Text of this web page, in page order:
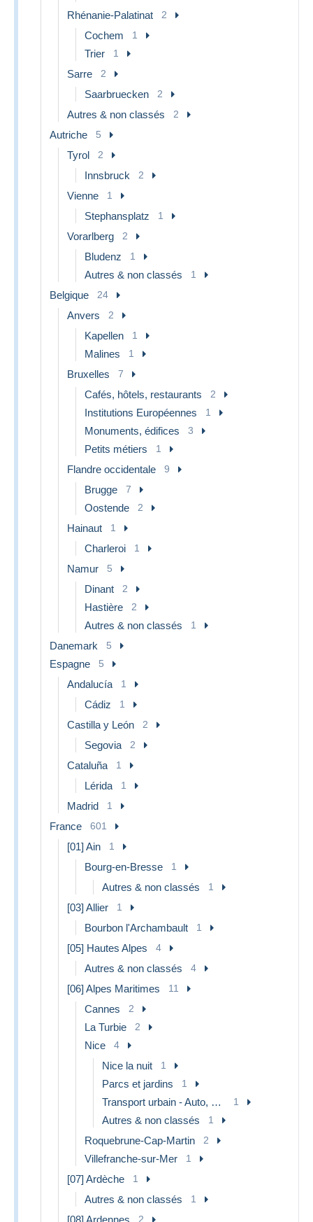
Rhénanie-Palatinat 2
Cochem 1
Trier 1
Sarre 2
Saarbruecken 2
Autres & non classés 2
Autriche 5
Tyrol 2
Innsbruck 2
Vienne 1
Stephansplatz 1
Vorarlberg 2
Bludenz 1
Autres & non classés 1
Belgique 24
Anvers 2
Kapellen 1
Malines 1
Bruxelles 7
Cafés, hôtels, restaurants 2
Institutions Européennes 1
Monuments, édifices 3
Petits métiers 1
Flandre occidentale 9
Brugge 7
Oostende 2
Hainaut 1
Charleroi 1
Namur 5
Dinant 2
Hastière 2
Autres & non classés 1
Danemark 5
Espagne 5
Andalucía 1
Cádiz 1
Castilla y León 2
Segovia 2
Cataluña 1
Lérida 1
Madrid 1
France 601
[01] Ain 1
Bourg-en-Bresse 1
Autres & non classés 1
[03] Allier 1
Bourbon l'Archambault 1
[05] Hautes Alpes 4
Autres & non classés 4
[06] Alpes Maritimes 11
Cannes 2
La Turbie 2
Nice 4
Nice la nuit 1
Parcs et jardins 1
Transport urbain - Auto, autobus et tramway 1
Autres & non classés 1
Roquebrune-Cap-Martin 2
Villefranche-sur-Mer 1
[07] Ardèche 1
Autres & non classés 1
[08] Ardennes 2